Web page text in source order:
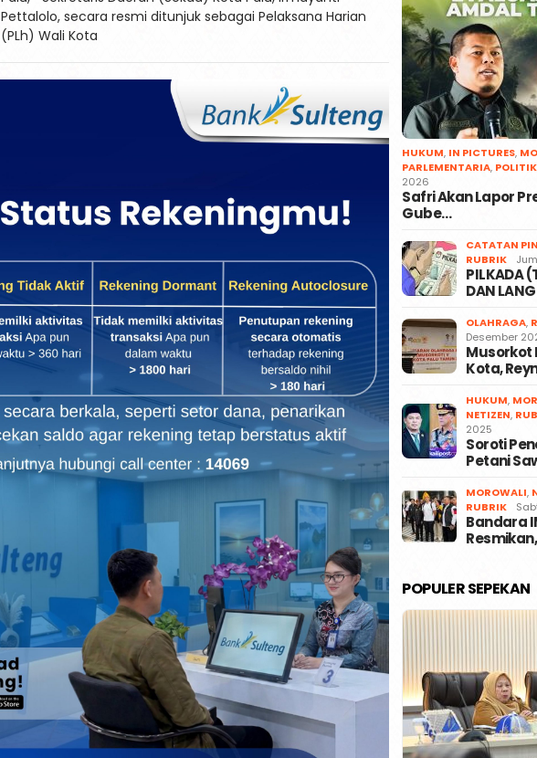
Pettalolo, secara resmi ditunjuk sebagai Pelaksana Harian
(PLh) Wali Kota
HUKUM, IN PICTURES,
PARLEMENTARIA, POLITIK
2026
Safri Akan Lapor
Gube…
CATATAN
RUBRIK
PILKADA
DAN
OLAHRAGA,
Desember
Musorkot
Kota,
HUKUM,
NETIZEN,
2025
Soroti
Petani
MOROWALI,
RUBRIK
Bandara
POPULER SEPEKAN